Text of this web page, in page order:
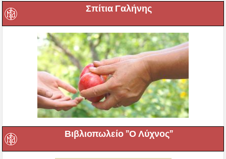
Σπίτια Γαλήνης
Βιβλιοπωλείο ”Ο Λύχνος”